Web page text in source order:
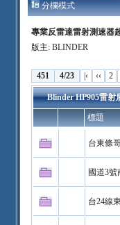
分欄模式
專業反雷達雷射測速器
版主: BLINDER
451 4/23 |‹ ‹‹ 2
Blinder HP905雷射
標題
台東條
國道3
台24線